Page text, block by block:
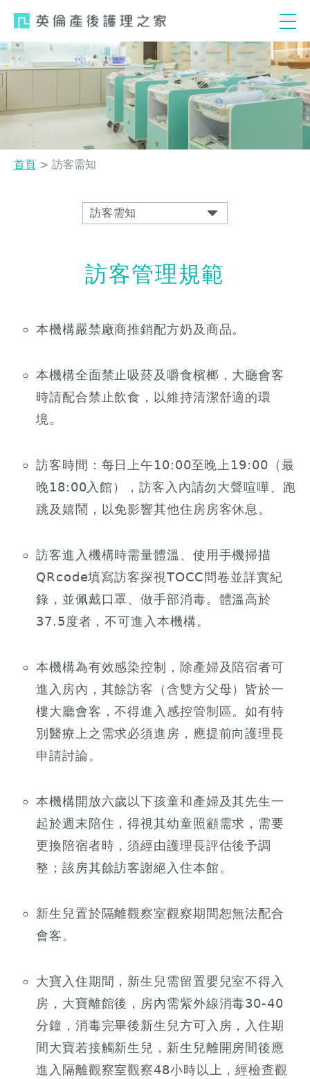
navigation
首頁 > 訪客需知
訪客管理規範
本機構嚴禁廠商推銷配方奶及商品。
本機構全面禁止吸菸及嚼食檳榔，大廳會客
時請配合禁止飲食，以維持清潔舒適的環
境。
訪客時間：每日上午10:00至晚上19:00（最
晚18:00入館），訪客入內請勿大聲喧嘩、跑
跳及嬉鬧，以免影響其他住房房客休息。
訪客進入機構時需量體溫、使用手機掃描
QRcode填寫訪客探視TOCC問卷並詳實紀
錄，並佩戴口罩、做手部消毒。體溫高於
37.5度者，不可進入本機構。
本機構為有效感染控制，除產婦及陪宿者可
進入房內，其餘訪客（含雙方父母）皆於一
樓大廳會客，不得進入感控管制區。如有特
別醫療上之需求必須進房，應提前向護理長
申請討論。
本機構開放六歲以下孩童和產婦及其先生一
起於週末陪住，得視其幼童照顧需求，需要
更換陪宿者時，須經由護理長評估後予調
整；該房其餘訪客謝絕入住本館。
新生兒置於隔離觀察室觀察期間恕無法配合
會客。
大寶入住期間，新生兒需留置嬰兒室不得入
房，大寶離館後，房內需紫外線消毒30-40
分鐘，消毒完畢後新生兒方可入房，入住期
間大寶若接觸新生兒，新生兒離開房間後應
進入隔離觀察室觀察48小時以上，經檢查觀